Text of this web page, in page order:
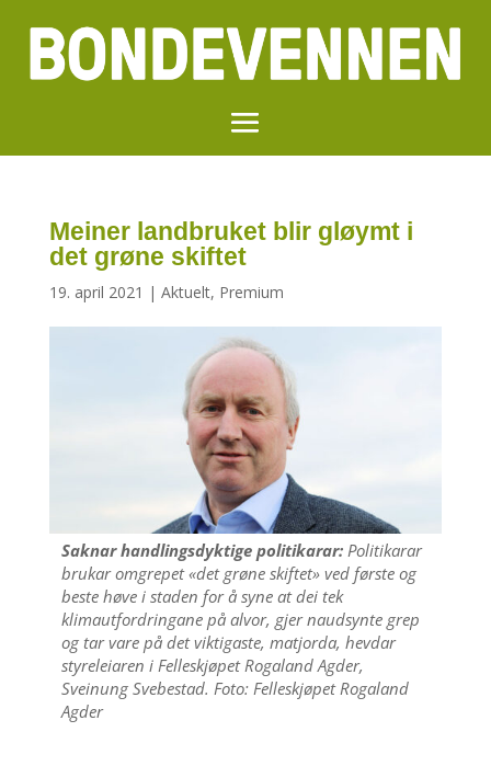
Meiner landbruket blir gløymt i
det grøne skiftet
19. april 2021 | Aktuelt, Premium
Saknar handlingsdyktige politikarar:Politikarar
brukar omgrepet «det grøne skiftet» ved første og
beste høve i staden for å syne at dei tek
klimautfordringane på alvor, gjer naudsynte grep
og tar vare på det viktigaste, matjorda, hevdar
styreleiaren i Felleskjøpet Rogaland Agder,
Sveinung Svebestad. Foto: Felleskjøpet Rogaland
Agder